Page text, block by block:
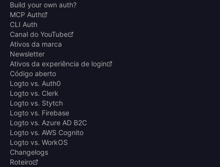
Build your own auth?
MCP Auth
CLI Auth
Canal do YouTube
Ativos da marca
Newsletter
Ativos da experiência de login
Código aberto
Logto vs. Auth0
Logto vs. Clerk
Logto vs. Stytch
Logto vs. Firebase
Logto vs. Azure AD B2C
Logto vs. AWS Cognito
Logto vs. WorkOS
Changelogs
Roteiro